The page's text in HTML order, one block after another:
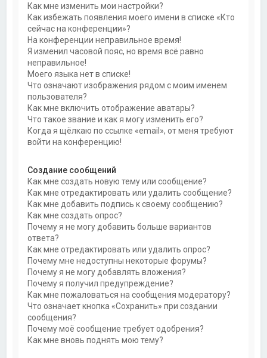
Как мне изменить мои настройки?
Как избежать появления моего имени в списке «Кто
сейчас на конференции»?
На конференции неправильное время!
Я изменил часовой пояс, но время всё равно
неправильное!
Моего языка нет в списке!
Что означают изображения рядом с моим именем
пользователя?
Как мне включить отображение аватары?
Что такое звание и как я могу изменить его?
Когда я щёлкаю по ссылке «email», от меня требуют
войти на конференцию!
Создание сообщений
Как мне создать новую тему или сообщение?
Как мне отредактировать или удалить сообщение?
Как мне добавить подпись к своему сообщению?
Как мне создать опрос?
Почему я не могу добавить больше вариантов
ответа?
Как мне отредактировать или удалить опрос?
Почему мне недоступны некоторые форумы?
Почему я не могу добавлять вложения?
Почему я получил предупреждение?
Как мне пожаловаться на сообщения модератору?
Что означает кнопка «Сохранить» при создании
сообщения?
Почему моё сообщение требует одобрения?
Как мне вновь поднять мою тему?